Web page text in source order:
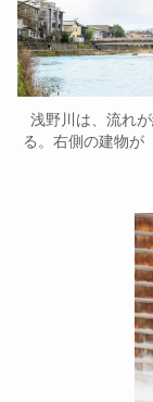
浅野川は、流れ
る。右側の建物が